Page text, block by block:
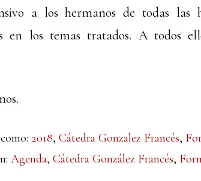
a los hermanos de todas las
en los temas tratados. A todos
2018, Cátedra Gonzalez Francés,
Agenda, Cátedra González Francés,